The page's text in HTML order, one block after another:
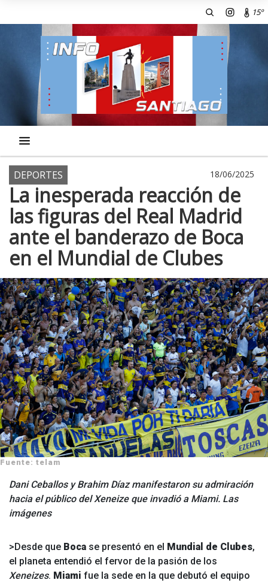
15º
DEPORTES 18/06/2025
La inesperada reacción de
las figuras del Real Madrid
ante el banderazo de Boca
en el Mundial de Clubes
Fuente: telam
Dani Ceballos y Brahim Díaz manifestaron su admiración
hacia el público del Xeneize que invadió a Miami. Las
imágenes
>Desde que Boca se presentó en el Mundial de Clubes,
el planeta entendió el fervor de la pasión de los
Xeneizes. Miami fue la sede en la que debutó el equipo